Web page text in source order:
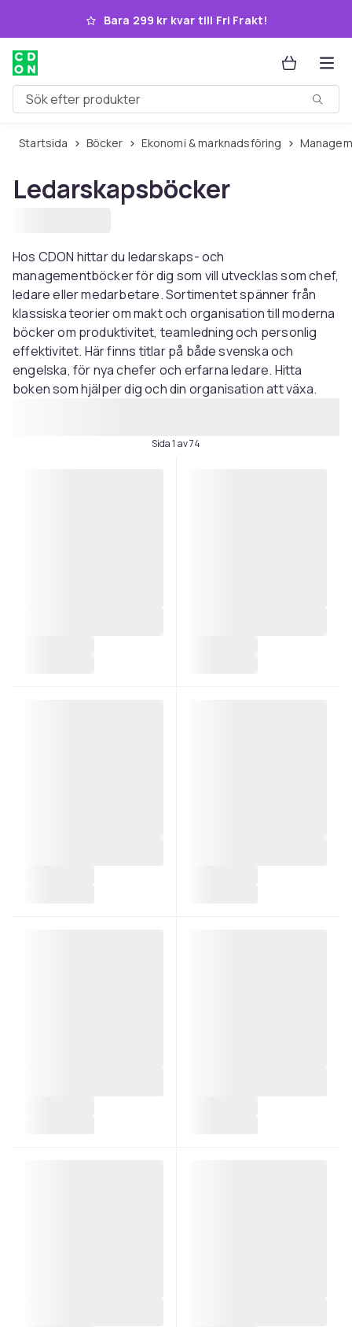
Hoppa till huvudinnehållet
Bara 299 kr kvar till Fri Frakt!
Sök efter produkter
Startsida Böcker Ekonomi & marknadsföring
Ledarskapsböcker
Hos CDON hittar du ledarskaps- och
managementböcker för dig som vill utvecklas som chef,
ledare eller medarbetare. Sortimentet spänner från
klassiska teorier om makt och organisation till moderna
böcker om produktivitet, teamledning och personlig
effektivitet. Här finns titlar på både svenska och
engelska, för nya chefer och erfarna ledare. Hitta
boken som hjälper dig och din organisation att växa.
Sida 1 av 74